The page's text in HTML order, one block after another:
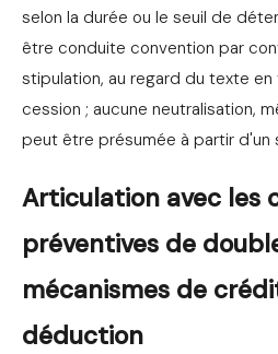
selon la durée ou le seuil de
être conduite convention par
stipulation, au regard du texte en
cession ; aucune neutralisation,
peut être présumée à partir d'un
Articulation avec les
préventives de
mécanismes de
déduction